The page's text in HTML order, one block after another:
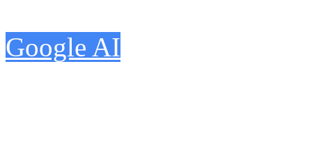
Google AI